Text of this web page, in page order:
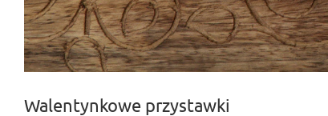
Walentynkowe przystawki